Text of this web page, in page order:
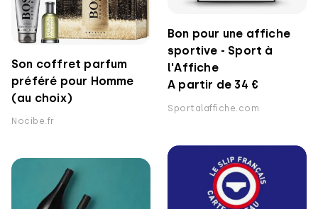
Bon pour une affiche
sportive - Sport à
l'Affiche
A partir de 34 €
Sportalaffiche.com
Son coffret parfum
préféré pour Homme
(au choix)
Nocibe.fr